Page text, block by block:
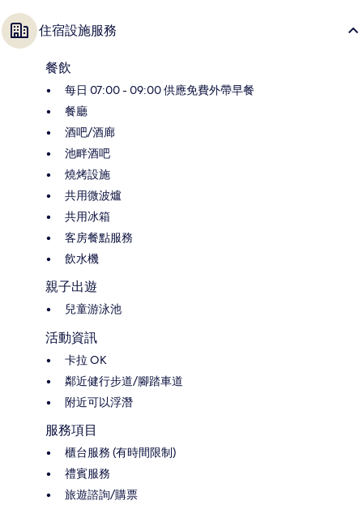
住宿設施服務
餐飲
每日 07:00 - 09:00 供應免費外帶早餐
餐廳
酒吧/酒廊
池畔酒吧
燒烤設施
共用微波爐
共用冰箱
客房餐點服務
飲水機
親子出遊
兒童游泳池
活動資訊
卡拉 OK
鄰近健行步道/腳踏車道
附近可以浮潛
服務項目
櫃台服務 (有時間限制)
禮賓服務
旅遊諮詢/購票